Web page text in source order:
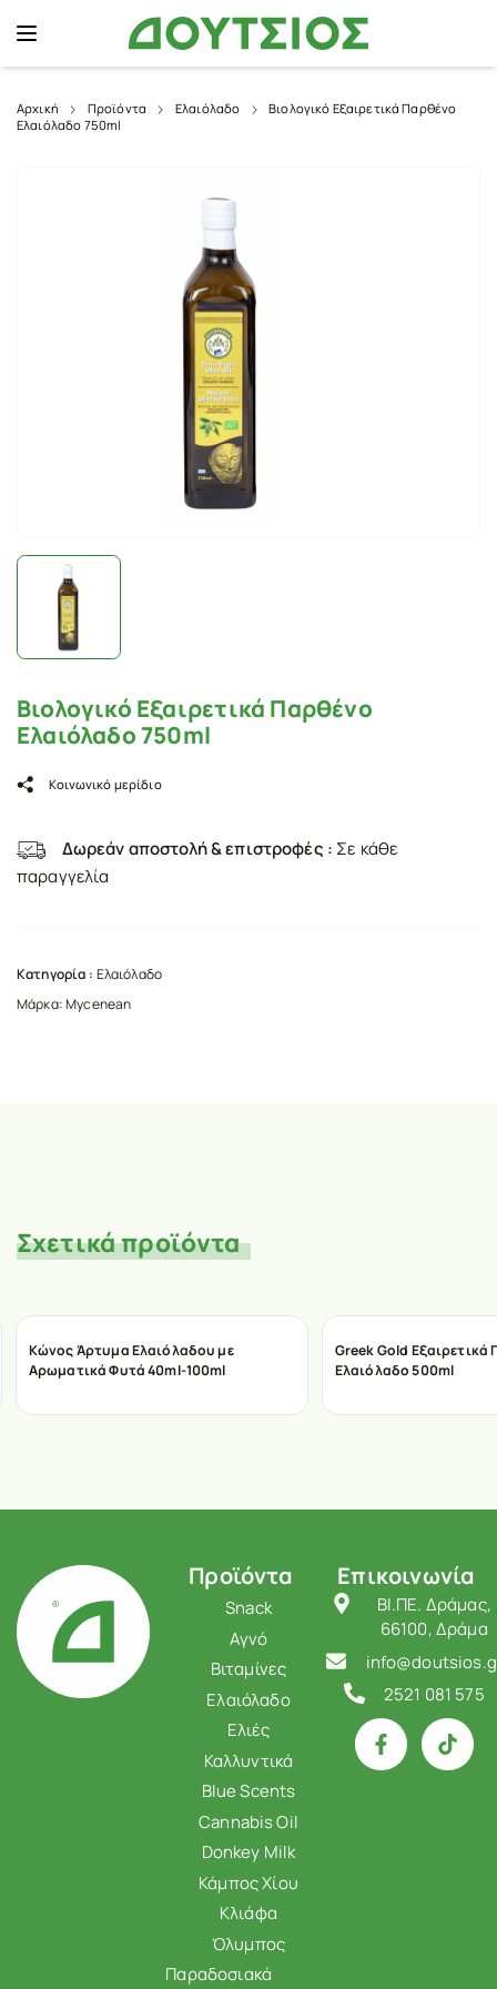
Αρχική Προϊόντα Ελαιόλαδο
Βιολογικό Εξαιρετικά Παρθένο
Ελαιόλαδο 750ml
Βιολογικό Εξαιρετικά Παρθένο
Ελαιόλαδο 750ml
Κοινωνικό μερίδιο
Δωρεάν αποστολή & επιστροφές : Σε κάθε
παραγγελία
Κατηγορία : Ελαιόλαδο
Μάρκα:Mycenean
Σχετικά προϊόντα
Κώνος Άρτυμα Ελαιόλαδου με
Αρωματικά Φυτά 40ml-100ml
Greek Gold Εξαιρετικά
Ελαιόλαδο 500ml
Προϊόντα
Snack
Αγνό
Βιταμίνες
Ελαιόλαδο
Ελιές
Καλλυντικά
Blue Scents
Cannabis Oil
Donkey Milk
Κάμπος Χίου
Κλιάφα
Όλυμπος
Παραδοσιακά
Επικοινωνία
ΒΙ.ΠΕ. Δράμας,
66100, Δράμα
2521 081 575